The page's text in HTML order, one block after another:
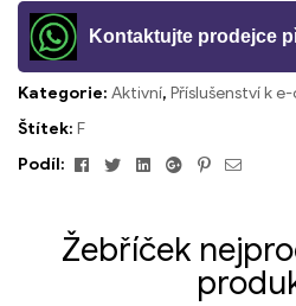
Kontaktujte prodejce
Kategorie: Aktivní, Příslušenství k
Štítek: F
Podíl:
FacebookCvrlikáníLinkedinGoogle+Pinterest
E-
Žebříček